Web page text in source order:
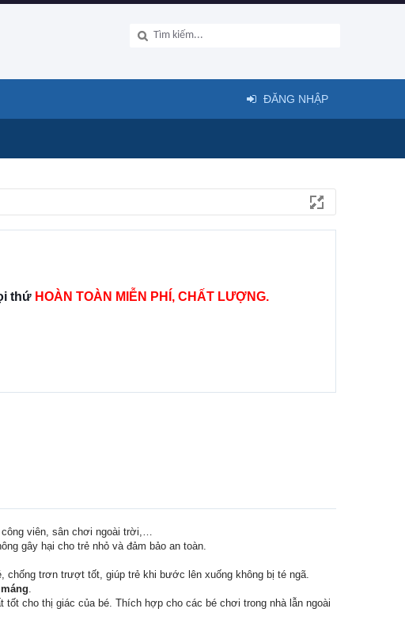
thứ HOÀN TOÀN MIỄN PHÍ, CHẤT LƯỢNG.
viên, sân chơi ngoài trời,…
gây hại cho trẻ nhỏ và đảm bảo an toàn.
trơn trượt tốt, giúp trẻ khi bước lên xuống không bị té ngã.
.
cho thị giác của bé. Thích hợp cho các bé chơi trong nhà lẫn ngoài
ĐĂNG NHẬP